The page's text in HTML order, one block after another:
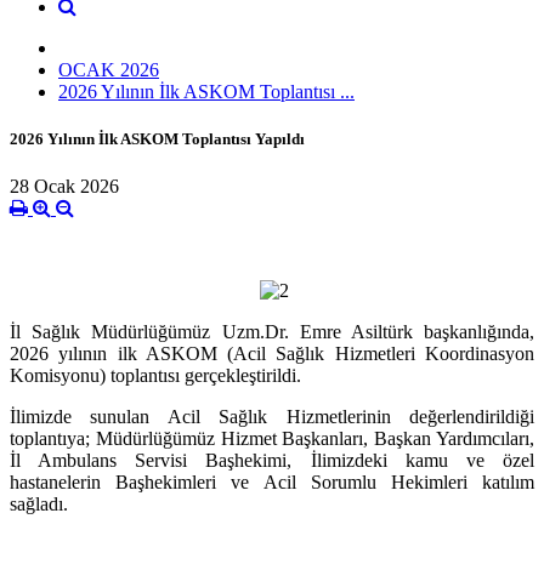
OCAK 2026
2026 Yılının İlk ASKOM Toplantısı ...
2026 Yılının İlk ASKOM Toplantısı Yapıldı
28 Ocak 2026
İl Sağlık Müdürlüğümüz Uzm.Dr. Emre Asiltürk başkanlığında,
2026 yılının ilk ASKOM (Acil Sağlık Hizmetleri Koordinasyon
Komisyonu) toplantısı gerçekleştirildi.
İlimizde sunulan Acil Sağlık Hizmetlerinin değerlendirildiği
toplantıya; Müdürlüğümüz Hizmet Başkanları, Başkan Yardımcıları,
İl Ambulans Servisi Başhekimi, İlimizdeki kamu ve özel
hastanelerin Başhekimleri ve Acil Sorumlu Hekimleri katılım
sağladı.